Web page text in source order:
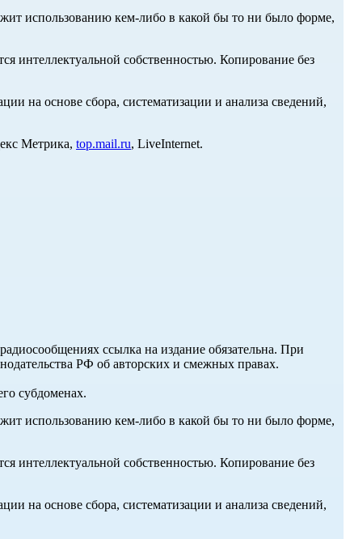
использованию кем-либо в какой бы то ни было форме,
интеллектуальной собственностью. Копирование без
на основе сбора, систематизации и анализа сведений,
Метрика, top.mail.ru, LiveInternet.
ссылка на издание обязательна. При
РФ об авторских и смежных правах.
субдоменах.
использованию кем-либо в какой бы то ни было форме,
интеллектуальной собственностью. Копирование без
на основе сбора, систематизации и анализа сведений,